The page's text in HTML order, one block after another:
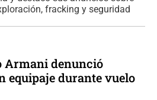
fracking y seguridad
Armani denunció
equipaje durante vuelo